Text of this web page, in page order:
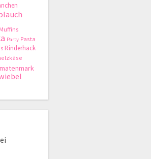
Muffins
Party Pasta
Rinderhack